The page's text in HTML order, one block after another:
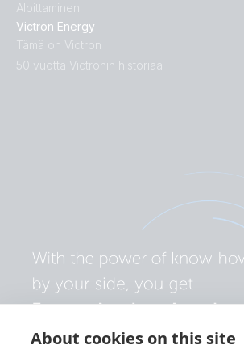
About cookies on this site
Aloittaminen
Victron Energy
Tämä on Victron
50 vuotta Victronin historiaa